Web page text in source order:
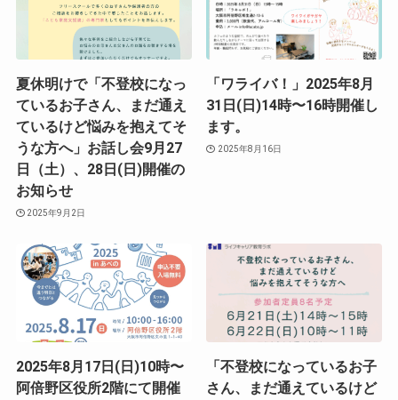
夏休明けで「不登校になっ
ているお子さん、まだ通え
ているけど悩みを抱えてそ
うな方へ」お話し会9月27
日（土）、28日(日)開催の
お知らせ
2025年9月2日
「ワライバ！」2025年8月
31日(日)14時〜16時開催し
ます。
2025年8月16日
2025年8月17日(日)10時〜
阿倍野区役所2階にて開催
「不登校になっているお子
さん、まだ通えているけど